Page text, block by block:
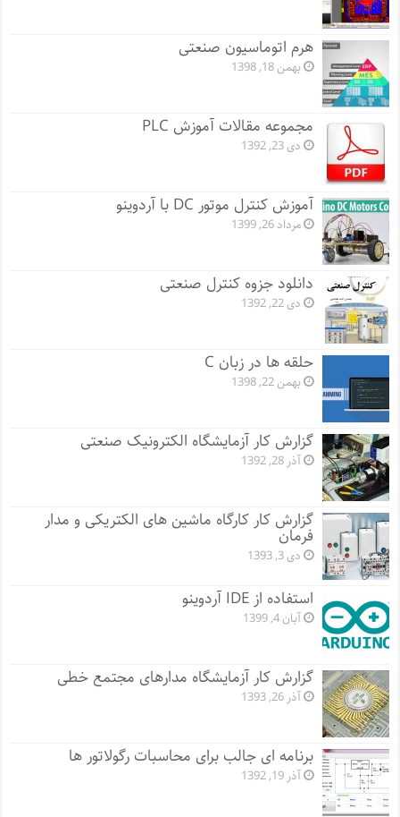
هرم اتوماسیون صنعتی
بهمن 18, 1398
مجموعه مقالات آموزش PLC
دی 23, 1392
آموزش کنترل موتور DC با آردوینو
مرداد 26, 1399
دانلود جزوه کنترل صنعتی
دی 22, 1392
حلقه ها در زبان C
بهمن 22, 1398
گزارش کار آزمایشگاه الکترونیک صنعتی
آذر 28, 1392
گزارش کار کارگاه ماشین های الکتریکی و مدار
فرمان
دی 3, 1393
استفاده از IDE آردوینو
آبان 4, 1399
گزارش کار آزمایشگاه مدارهای مجتمع خطی
آذر 26, 1393
برنامه ای جالب برای محاسبات رگولاتور ها
آذر 19, 1392